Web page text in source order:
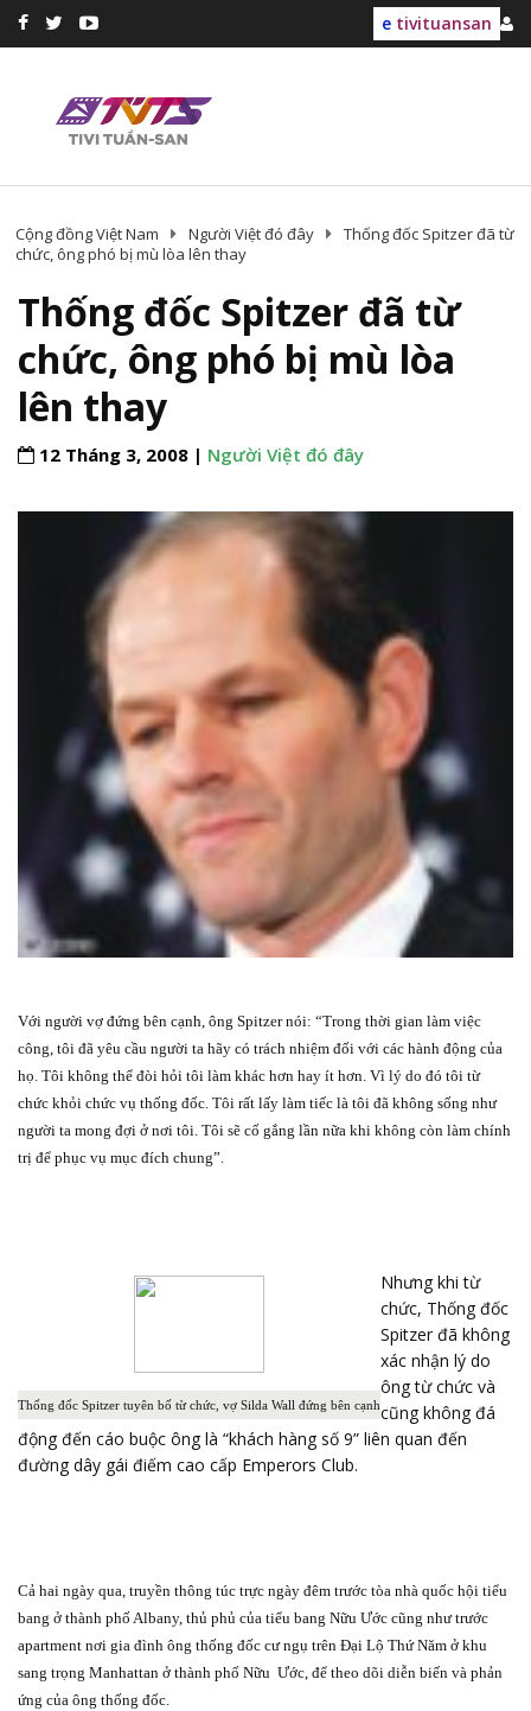
e tivituansan
Cộng đồng Việt Nam Người Việt đó đây
Thống đốc Spitzer đã từ
chức, ông phó bị mù lòa lên thay
Thống đốc Spitzer đã từ
chức, ông phó bị mù lòa
lên thay
12 Tháng 3, 2008 | Người Việt đó đây
Với người vợ đứng bên cạnh, ông Spitzer nói: “Trong thời gian làm việc
công, tôi đã yêu cầu người ta hãy có trách nhiệm đối với các hành động của
họ. Tôi không thể đòi hỏi tôi làm khác hơn hay ít hơn. Vì lý do đó tôi từ
chức khỏi chức vụ thống đốc. Tôi rất lấy làm tiếc là tôi đã không sống như
người ta mong đợi ở nơi tôi. Tôi sẽ cố gắng lần nữa khi không còn làm chính
trị để phục vụ mục đích chung”.
Thống đốc Spitzer tuyên bố từ chức, vợ Silda Wall đứng bên cạnh
Nhưng khi từ
chức, Thống đốc
Spitzer đã không
xác nhận lý do
ông từ chức và
cũng không đá
động đến cáo buộc ông là “khách hàng số 9” liên quan đến
đường dây gái điếm cao cấp Emperors Club.
Cả hai ngày qua, truyền thông túc trực ngày đêm trước tòa nhà quốc hội tiểu
bang ở thành phố Albany, thủ phủ của tiểu bang Nữu Ước cũng như trước
apartment nơi gia đình ông thống đốc cư ngụ trên Đại Lộ Thứ Năm ở khu
sang trọng Manhattan ở thành phố Nữu Ước, để theo dõi diễn biến và phản
ứng của ông thống đốc.